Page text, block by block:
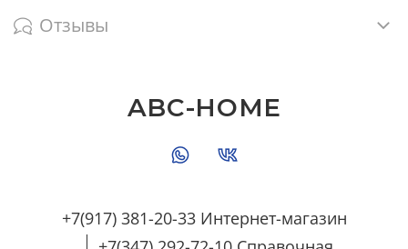
Отзывы
+7(917) 381-20-33 Интернет-магазин
ABC-HOME